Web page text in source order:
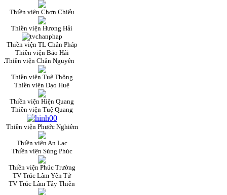
Thiền viện Chơn Chiếu
Thiền viện Hương Hải
Thiền viện TL Chân Pháp
Thiền viện Bảo Hải
Thiền viện Chân Nguyên
Thiền viện Tuệ Thông
Thiền viện Đạo Huệ
Thiền viện Hiện Quang
Thiền viện Tuệ Quang
Thiền viện Phước Nghiêm
Thiền viện An Lạc
Thiền viện Sùng Phúc
Thiền viện Phúc Trường
TV Trúc Lâm Yên Tử
TV Trúc Lâm Tây Thiên